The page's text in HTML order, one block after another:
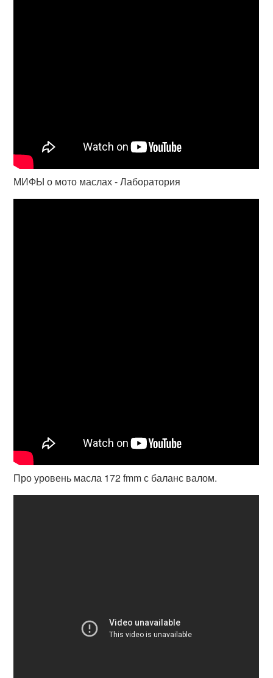
МИФЫ о мото маслах - Лаборатория
Про уровень масла 172 fmm с баланс валом.